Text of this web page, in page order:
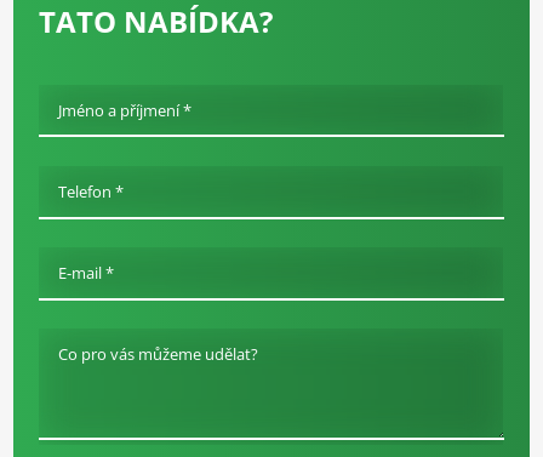
TATO NABÍDKA?
Jméno a příjmení *
Telefon *
E-mail *
Co pro vás můžeme udělat?